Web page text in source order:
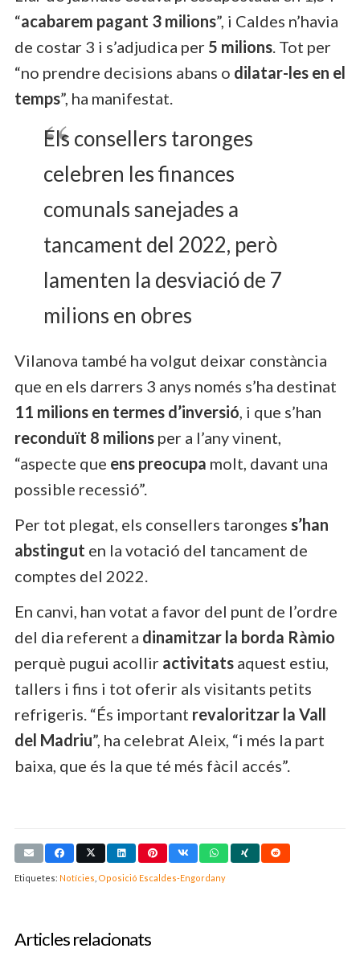
“acabarem pagant 3 milions”, i Caldes n’havia
de costar 3 i s’adjudica per 5 milions. Tot per
“no prendre decisions abans o dilatar-les en el
temps”, ha manifestat.
Els consellers taronges
celebren les finances
comunals sanejades a
tancament del 2022, però
lamenten la desviació de 7
milions en obres
Vilanova també ha volgut deixar constància
que en els darrers 3 anys només s’ha destinat
11 milions en termes d’inversió, i que s’han
reconduït 8 milions per a l’any vinent,
“aspecte que ens preocupa molt, davant una
possible recessió”.
Per tot plegat, els consellers taronges s’han
abstingut en la votació del tancament de
comptes del 2022.
En canvi, han votat a favor del punt de l’ordre
del dia referent a dinamitzar la borda Ràmio
perquè pugui acollir activitats aquest estiu,
tallers i fins i tot oferir als visitants petits
refrigeris. “És important revaloritzar la Vall
del Madriu”, ha celebrat Aleix, “i més la part
baixa, que és la que té més fàcil accés”.
Etiquetes: Notícies Oposició Escaldes-Engordany
Articles relacionats